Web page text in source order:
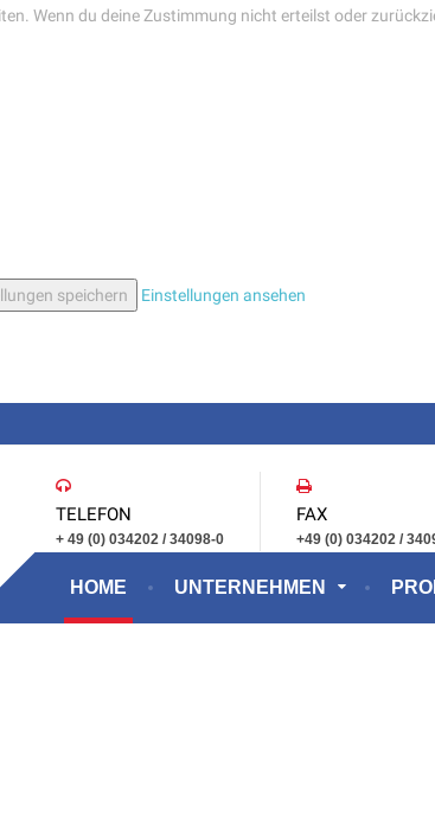
Wenn du deine Zustimmung nicht erteilst oder
speichern
Einstellungen ansehen
HOME UNTERNEHMEN
TELEFON
+ 49 (0) 034202 / 34098-0
FAX
+49 (0) 034202 /